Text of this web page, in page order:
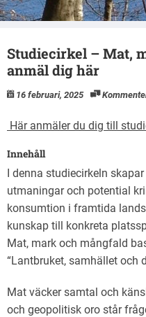
Studiecirkel – Mat,
anmäl dig här
16 februari, 2025
Här anmäler du dig till
Innehåll
I denna studiecirkeln
utmaningar och potential
konsumtion i framtida
kunskap till konkreta
Mat, mark och mångfald
“Lantbruket, samhället och
Mat väcker samtal och
och geopolitisk oro står